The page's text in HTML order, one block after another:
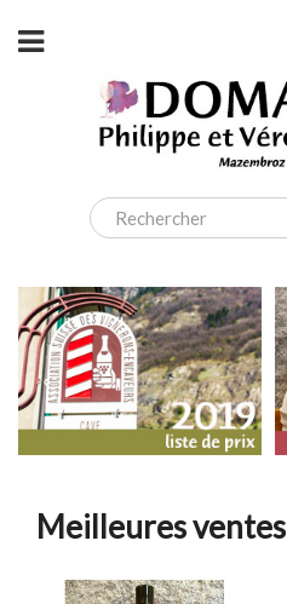
Meilleures ventes